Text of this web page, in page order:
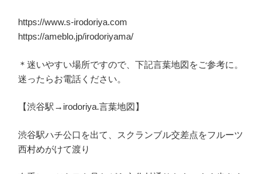
https://www.s-irodoriya.com
https://ameblo.jp/irodoriyama/
＊迷いやすい場所ですので、下記言葉地図をご参考に。
迷ったらお電話ください。
【渋谷駅→irodoriya.言葉地図】
渋谷駅ハチ公口を出て、スクランブル交差点をフルーツ
西村めがけて渡り